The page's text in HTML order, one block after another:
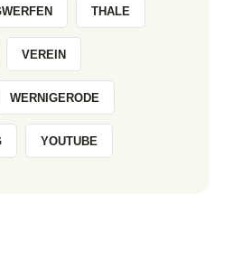
THALE
VEREIN
WERNIGERODE
YOUTUBE